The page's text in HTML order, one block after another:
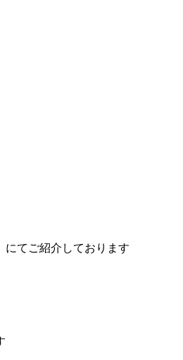
てご紹介しております